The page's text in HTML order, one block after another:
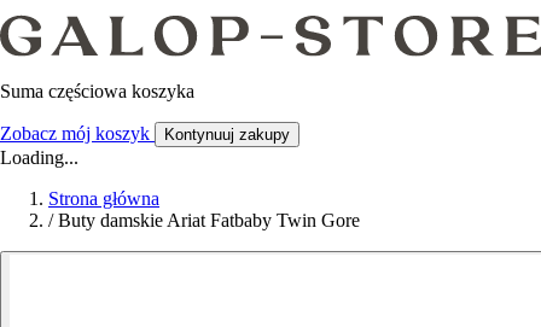
Suma częściowa koszyka
Zobacz mój koszyk Kontynuuj zakupy
Loading...
Strona główna
/ Buty damskie Ariat Fatbaby Twin Gore